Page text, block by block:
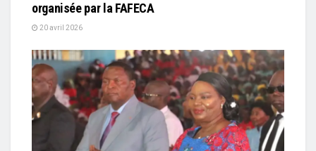
organisée par la FAFECA
20 avril 2026